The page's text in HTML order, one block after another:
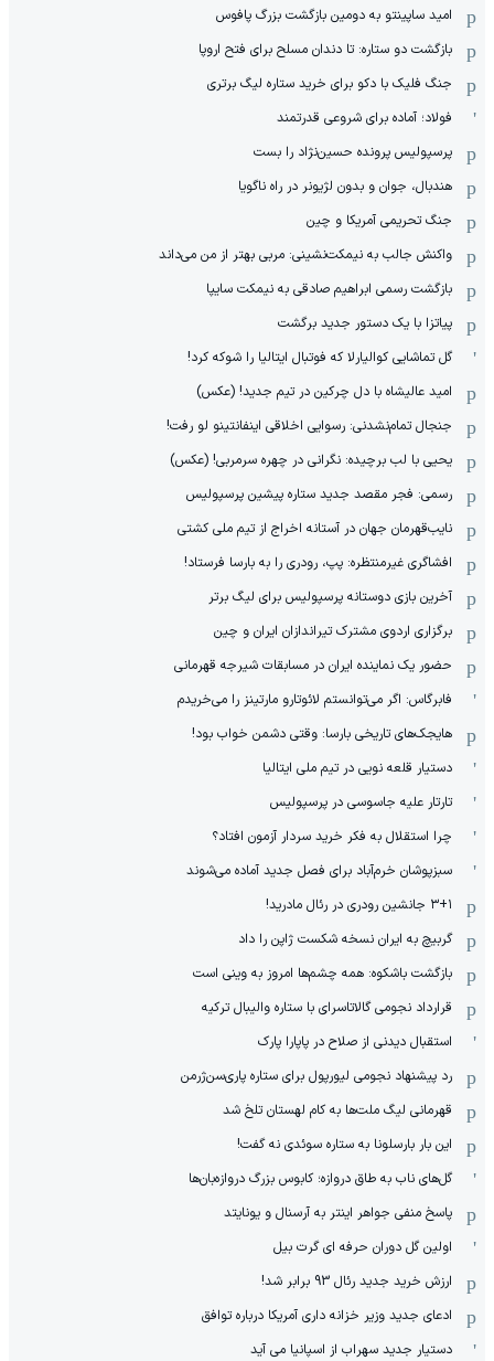
امید ساپینتو به دومین بازگشت بزرگ پافوس
بازگشت دو ستاره: تا دندان مسلح برای فتح اروپا
جنگ فلیک با دکو برای خرید ستاره لیگ برتری
فولاد؛ آماده برای شروعی قدرتمند
پرسپولیس پرونده حسین‌نژاد را بست
هندبال، جوان و بدون لژیونر در راه ناگویا
جنگ تحریمی آمریکا و چین
واکنش جالب به نیمکت‌نشینی: مربی بهتر از من می‌داند
بازگشت رسمی ابراهیم صادقی به نیمکت سایپا
پیاتزا با یک دستور جدید برگشت
گل تماشایی کوالیارلا که فوتبال ایتالیا را شوکه کرد!
امید عالیشاه با دل چرکین در تیم جدید! (عکس)
جنجال تمام‌نشدنی:‌ رسوایی اخلاقی اینفانتینو لو رفت!
یحیی با لب برچیده: نگرانی در چهره سرمربی! (عکس)
رسمی: فجر مقصد جدید ستاره پیشین پرسپولیس
نایب‌قهرمان جهان در آستانه اخراج از تیم ملی کشتی
افشاگری غیرمنتظره: پپ، رودری را به بارسا فرستاد!
آخرین بازی دوستانه پرسپولیس برای لیگ برتر
برگزاری اردوی مشترک تیراندازان ایران و چین
حضور یک نماینده ایران در مسابقات شیرجه قهرمانی
فابرگاس: اگر می‌توانستم لائوتارو مارتینز را می‌خریدم
هایجک‌های تاریخی بارسا: وقتی دشمن خواب بود!
دستیار قلعه نویی در تیم ملی ایتالیا
تارتار علیه جاسوسی در پرسپولیس
چرا استقلال به فکر خرید سردار آزمون افتاد؟
سبزپوشان خرم‌آباد برای فصل جدید آماده می‌شوند
۳+۱ جانشین رودری در رئال مادرید!
گربیچ به ایران نسخه شکست ژاپن را داد
بازگشت باشکوه: همه چشم‌ها امروز به وینی است
قرارداد نجومی گالاتاسرای با ستاره والیبال ترکیه
استقبال دیدنی از صلاح در پاپارا پارک
رد پیشنهاد نجومی لیورپول برای ستاره پاری‌سن‌ژرمن
قهرمانی لیگ ملت‌ها به کام لهستان تلخ شد
این بار بارسلونا به ستاره سوئدی نه گفت!
گل‌های ناب به طاق دروازه؛ کابوس بزرگ دروازه‌بان‌ها
پاسخ منفی جواهر اینتر به آرسنال و یونایتد
اولین گل دوران حرفه ای گرت بیل
ارزش خرید جدید رئال 93 برابر شد!
ادعای جدید وزیر خزانه داری آمریکا درباره توافق
دستیار جدید سهراب از اسپانیا می آید